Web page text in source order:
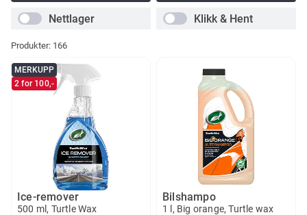
Nettlager Klikk & Hent
Produkter: 166
MERKUPP
2 for 100,-
Ice-remover
500 ml, Turtle Wax
Bilshampo
1 l, Big orange, Turtle wax